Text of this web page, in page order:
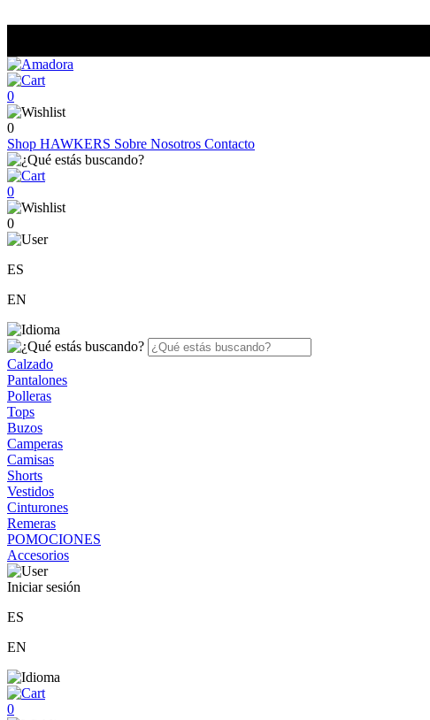
0
0
Shop HAWKERS Sobre Nosotros Contacto
0
0
ES
EN
Calzado
Pantalones
Polleras
Tops
Buzos
Camperas
Camisas
Shorts
Vestidos
Cinturones
Remeras
POMOCIONES
Accesorios
Iniciar sesión
ES
EN
0